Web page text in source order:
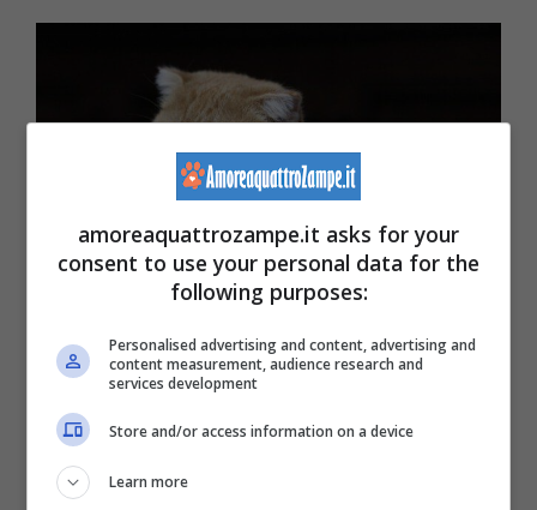
(Foto Pixabay)
Gli esemplari di questa razza sono attivi e
vivaci. Per questo, necessitano di vivere in
amoreaquattrozampe.it asks for your
consent to use your personal data for the
following purposes:
Personalised advertising and content, advertising and
content measurement, audience research and
services development
Store and/or access information on a device
Learn more